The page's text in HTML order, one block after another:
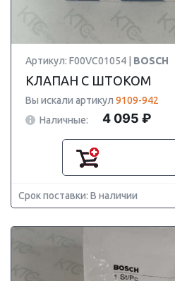
Артикул: F00VC01054 | BOSCH
КЛАПАН С ШТОКОМ
Вы искали артикул 9109-942
Наличные:
4 095 ₽
Срок поставки: В наличии